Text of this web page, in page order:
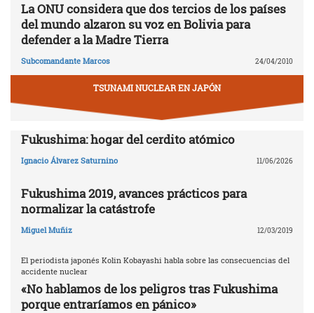
La ONU considera que dos tercios de los países
del mundo alzaron su voz en Bolivia para
defender a la Madre Tierra
Subcomandante Marcos 24/04/2010
TSUNAMI NUCLEAR EN JAPÓN
Fukushima: hogar del cerdito atómico
Ignacio Álvarez Saturnino 11/06/2026
Fukushima 2019, avances prácticos para
normalizar la catástrofe
Miguel Muñiz 12/03/2019
El periodista japonés Kolin Kobayashi habla sobre las consecuencias del
accidente nuclear
«No hablamos de los peligros tras Fukushima
porque entraríamos en pánico»